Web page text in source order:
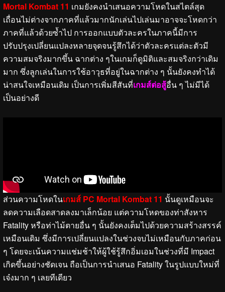
Mortal Kombat 11 เกมยังคงนำเสนอความโหดในสไตล์สุด
เถื่อนไม่ต่างจากภาคที่แล้วมากนักเล่นไปเล่นมาอาจจะโหดกว่า
ภาคที่แล้วด้วยซ้ำไป การออกแบบตัวละครในภาคนี้มีการ
ปรับปรุงเปลี่ยนแปลงหลายจุดจนรู้สึกได้ว่าตัวละครแต่ละตัวมี
ความสมจริงมากขึ้น ฉากต่าง ๆในเกมก็ดูมิติและสมจริงกว่าเดิม
มาก ซึ่งลูกเล่นในการใช้อาวุธที่อยู่ในฉากต่าง ๆ นั้นยังคงทำได้
น่าสนใจเหมือนเดิม เป็นการเพิ่มสีสันที่เกมส์ต่อสู้อื่น ๆ ไม่มีได้
เป็นอย่างดี
ส่วนความโหดในเกมส์ PC Mortal Kombat 11 นั้นดูเหมือนจะ
ลดความเลือดสาดลงมาเล็กน้อย แต่ความโหดของท่าสังหาร
Fatality หรือท่าไม้ตายอื่น ๆ นั้นยังคงเต็มไปด้วยความสร้างสรรค์
เหมือนเดิม ซึ่งมีการเปลี่ยนแปลงในช่วงจบไม่เหมือนกับภาคก่อน
ๆ โดยจะเน้นความแช่มช้าให้ผู้ใช้รู้สึกอิ่มเอมในช่วงที่มี Impact
เกิดขึ้นอย่างชัดเจน ถือเป็นการนำเสนอ Fatality ในรูปแบบใหม่ที่
เจ๋งมาก ๆ เลยทีเดียว